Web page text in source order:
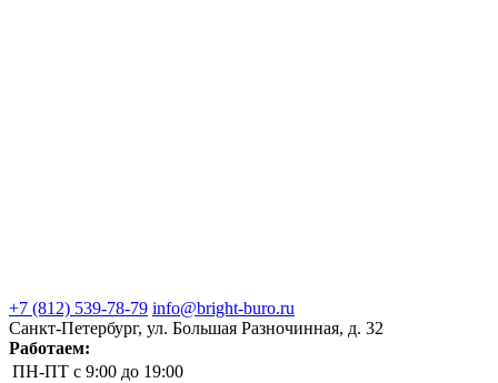
+7 (812) 539-78-79 info@bright-buro.ru
Санкт-Петербург, ул. Большая Разночинная, д. 32
Работаем:
ПН-ПТ с 9:00 до 19:00